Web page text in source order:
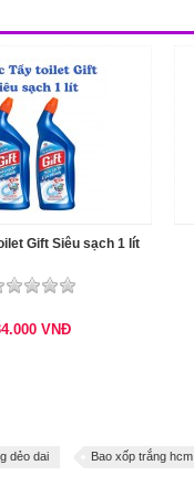
Gift Siêu sạch 1 lít
VNĐ
dẻo dai Bao xốp trắng hcm